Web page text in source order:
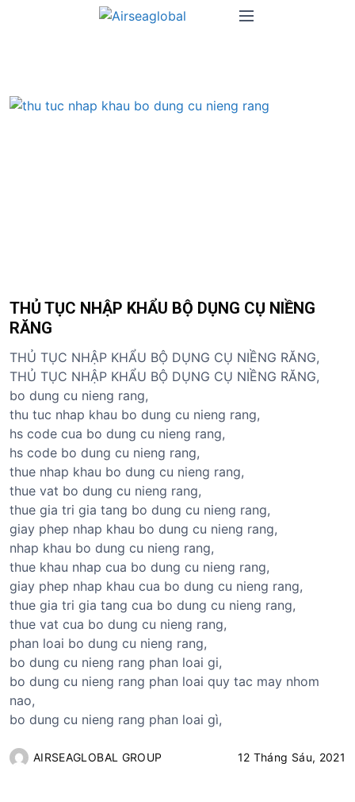
M
THỦ TỤC NHẬP KHẨU BỘ DỤNG CỤ NIỀNG
RĂNG
THỦ TỤC NHẬP KHẨU BỘ DỤNG CỤ NIỀNG RĂNG,
THỦ TỤC NHẬP KHẨU BỘ DỤNG CỤ NIỀNG RĂNG,
bo dung cu nieng rang,
thu tuc nhap khau bo dung cu nieng rang,
hs code cua bo dung cu nieng rang,
hs code bo dung cu nieng rang,
thue nhap khau bo dung cu nieng rang,
thue vat bo dung cu nieng rang,
thue gia tri gia tang bo dung cu nieng rang,
giay phep nhap khau bo dung cu nieng rang,
nhap khau bo dung cu nieng rang,
thue khau nhap cua bo dung cu nieng rang,
giay phep nhap khau cua bo dung cu nieng rang,
thue gia tri gia tang cua bo dung cu nieng rang,
thue vat cua bo dung cu nieng rang,
phan loai bo dung cu nieng rang,
bo dung cu nieng rang phan loai gi,
bo dung cu nieng rang phan loai quy tac may nhom
nao,
bo dung cu nieng rang phan loai gì,
AIRSEAGLOBAL GROUP 12 Tháng Sáu, 2021